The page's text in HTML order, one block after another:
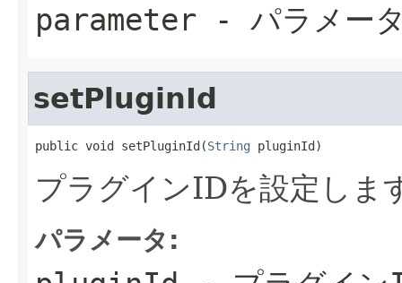
parameter - パラメー
setPluginId
public void setPluginId(String pluginId)
プラグインIDを設定しま
パラメータ: